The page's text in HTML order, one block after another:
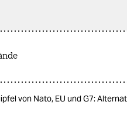
von Nato, EU und G7: